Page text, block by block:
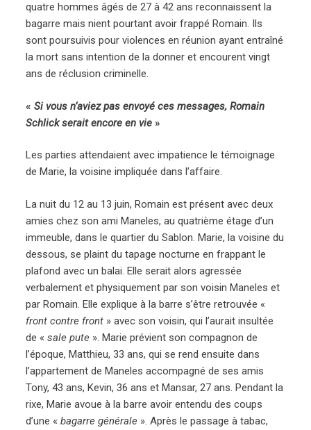
quatre hommes âgés de 27 à 42 ans reconnaissent la
bagarre mais nient pourtant avoir frappé Romain. Ils
sont poursuivis pour violences en réunion ayant entraîné
la mort sans intention de la donner et encourent vingt
ans de réclusion criminelle.
«Si vous n’aviez pas envoyé ces messages, Romain
Schlick serait encore en vie»
Les parties attendaient avec impatience le témoignage
de Marie, la voisine impliquée dans l’affaire.
La nuit du 12 au 13 juin, Romain est présent avec deux
amies chez son ami Maneles, au quatrième étage d’un
immeuble, dans le quartier du Sablon. Marie, la voisine du
dessous, se plaint du tapage nocturne en frappant le
plafond avec un balai. Elle serait alors agressée
verbalement et physiquement par son voisin Maneles et
par Romain. Elle explique à la barre s’être retrouvée «
front contre front » avec son voisin, qui l’aurait insultée
de «sale pute ». Marie prévient son compagnon de
l’époque, Matthieu, 33 ans, qui se rend ensuite dans
l’appartement de Maneles accompagné de ses amis
Tony, 43 ans, Kevin, 36 ans et Mansar, 27 ans. Pendant la
rixe, Marie avoue à la barre avoir entendu des coups
d’une «bagarre générale ». Après le passage à tabac,